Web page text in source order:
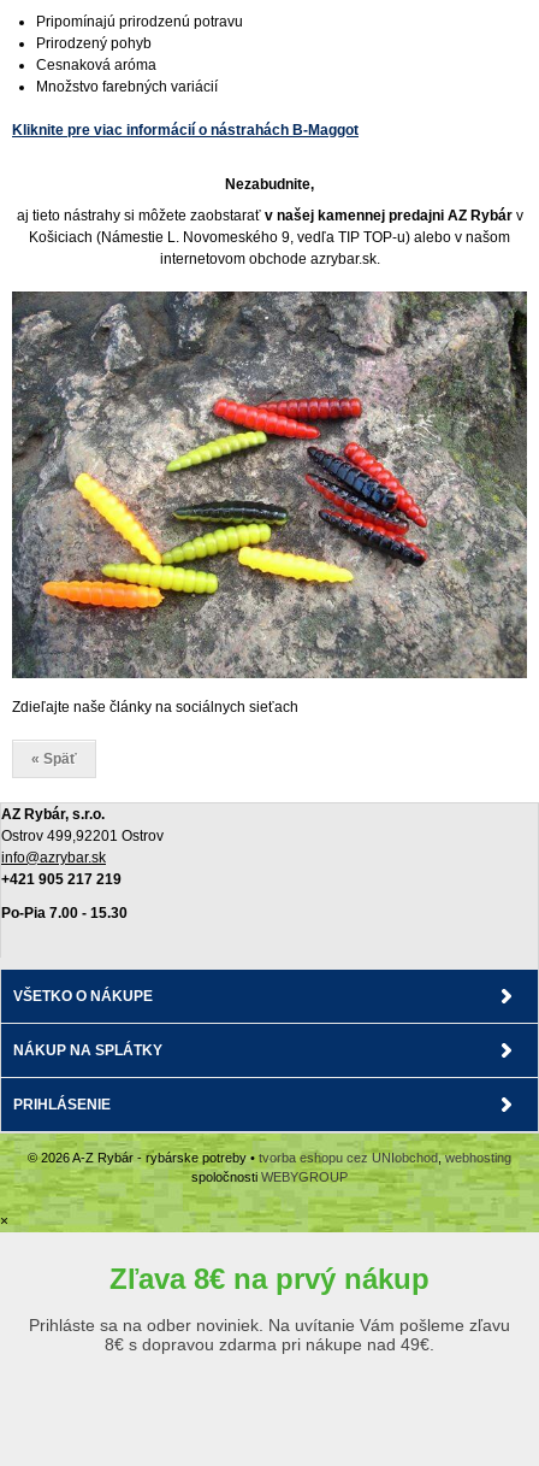
Pripomínajú prirodzenú potravu
Prirodzený pohyb
Cesnaková aróma
Množstvo farebných variácií
Kliknite pre viac informácií o nástrahách B-Maggot
Nezabudnite,
aj tieto nástrahy si môžete zaobstarať v našej kamennej predajni AZ Rybár v
Košiciach (Námestie L. Novomeského 9, vedľa TIP TOP-u) alebo v našom
internetovom obchode azrybar.sk.
Zdieľajte naše články na sociálnych sieťach
« Späť
AZ Rybár, s.r.o.
Ostrov 499,92201 Ostrov
info@azrybar.sk
+421 905 217 219
Po-Pia 7.00 - 15.30
VŠETKO O NÁKUPE
NÁKUP NA SPLÁTKY
PRIHLÁSENIE
© 2026 A-Z Rybár - rybárske potreby •tvorba eshopu cez UNIobchod,webhosting
spoločnosti WEBYGROUP
×
Zľava 8€ na prvý nákup
Prihláste sa na odber noviniek. Na uvítanie Vám pošleme zľavu
8€ s dopravou zdarma pri nákupe nad 49€.